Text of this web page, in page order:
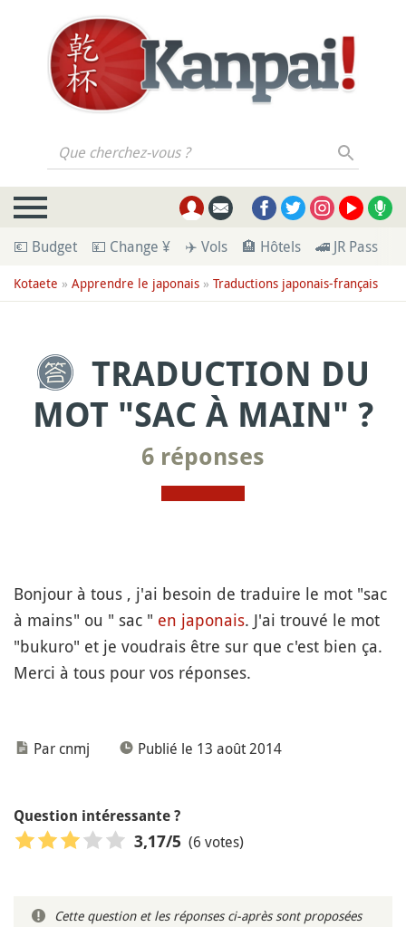
Que cherchez-vous ?
💶 Budget 💴 Change ¥ ✈️ Vols 🏨 Hôtels 🚄 JR Pass
Kotaete » Apprendre le japonais » Traductions japonais-français
TRADUCTION DU
MOT "SAC À MAIN" ?
6 réponses
Bonjour à tous , j'ai besoin de traduire le mot "sac
à mains" ou " sac " en japonais. J'ai trouvé le mot
"bukuro" et je voudrais être sur que c'est bien ça.
Merci à tous pour vos réponses.
Par cnmj Publié le 13 août 2014
Question intéressante ?
3,17/5 (6 votes)
Cette question et les réponses ci-après sont proposées